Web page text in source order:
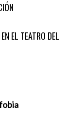
EL TEATRO DEL